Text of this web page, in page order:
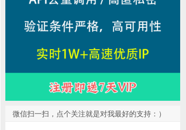
微信扫一扫，点个关注就是对我最好的支持：）